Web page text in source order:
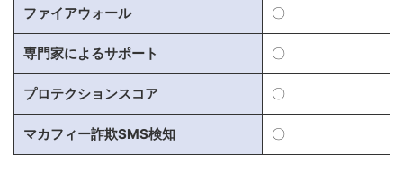
ファイアウォール 〇
専門家によるサポート 〇
プロテクションスコア 〇
マカフィー詐欺SMS検知 〇